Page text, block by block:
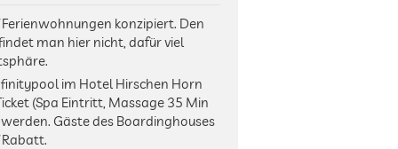
konzipiert. Den
man hier nicht, dafür viel
im Hotel Hirschen Horn
(Spa Eintritt, Massage 35 Min
Gäste des Boardinghouses